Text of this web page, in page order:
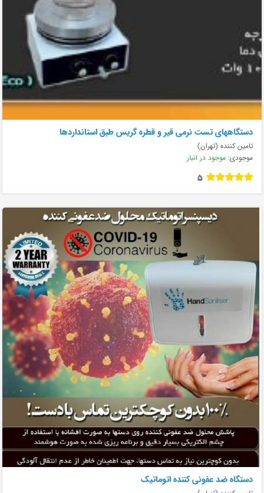
دستگاههای تست نرمی قیر و قطره گریس طبق استانداردها
تامین کننده (تهران)
موجودی: موجود در انبار
5
دستگاه ضد عفونی کننده اتوماتیک